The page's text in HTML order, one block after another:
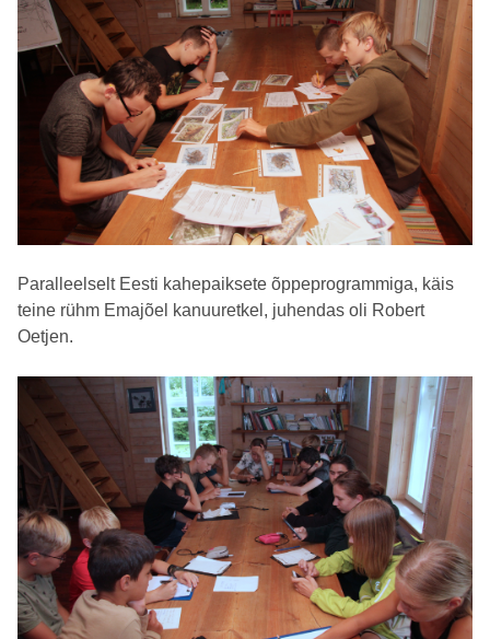
Paralleelselt Eesti kahepaiksete õppeprogrammiga, käis
teine rühm Emajõel kanuuretkel, juhendas oli Robert
Oetjen.